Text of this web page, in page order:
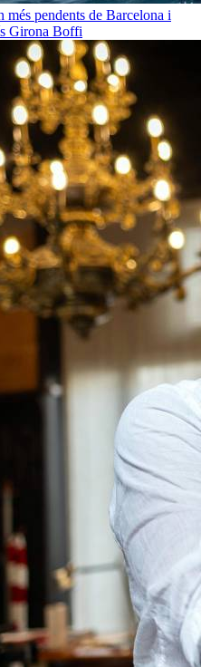
més pendents de Barcelona i
Girona Boffi